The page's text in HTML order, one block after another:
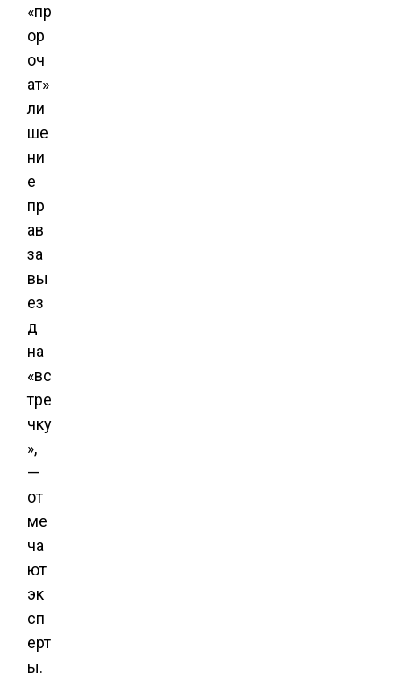
«пр
ор
оч
ат»
ли
ше
ни
е
пр
ав
за
вы
ез
д
на
«вс
тре
чку
»,
—
от
ме
ча
ют
эк
сп
ерт
ы.